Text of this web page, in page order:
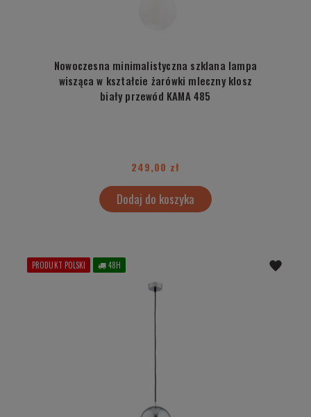
Nowoczesna minimalistyczna szklana lampa
wisząca w kształcie żarówki mleczny klosz
biały przewód KAMA 485
249,00 zł
Dodaj do koszyka
PRODUKT POLSKI 48H